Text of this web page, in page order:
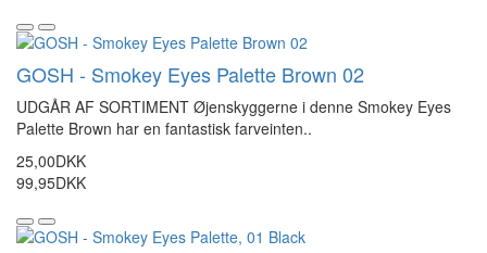
GOSH - Smokey Eyes Palette Brown 02
UDGÅR AF SORTIMENT Øjenskyggerne i denne Smokey Eyes
Palette Brown har en fantastisk farveinten..
25,00DKK
99,95DKK